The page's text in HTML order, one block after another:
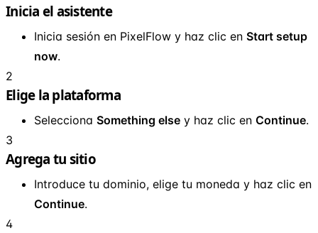
Inicia el asistente
Inicia sesión en PixelFlow y haz clic en Start setup
now.
2
Elige la plataforma
Selecciona Something else y haz clic en Continue.
3
Agrega tu sitio
Introduce tu dominio, elige tu moneda y haz clic en
Continue.
4